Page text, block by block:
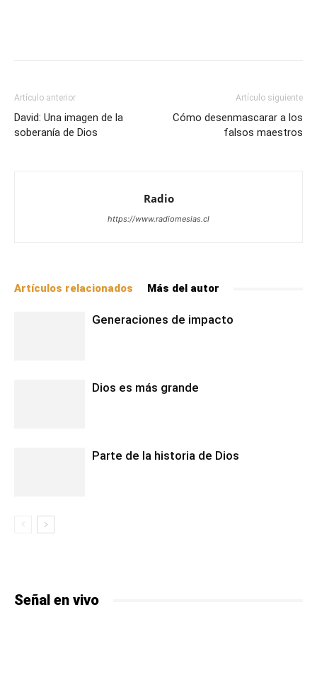
Artículo anterior
David: Una imagen de la
soberanía de Dios
Artículo siguiente
Cómo desenmascarar a los
falsos maestros
Radio
https://www.radiomesias.cl
Artículos relacionados Más del autor
Generaciones de impacto
Dios es más grande
Parte de la historia de Dios
Señal en vivo